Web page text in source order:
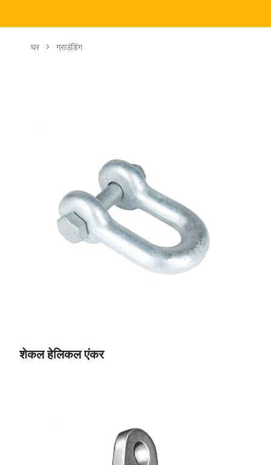
घर > ग्राउंडिंग
शेकल हेलिकल एंकर